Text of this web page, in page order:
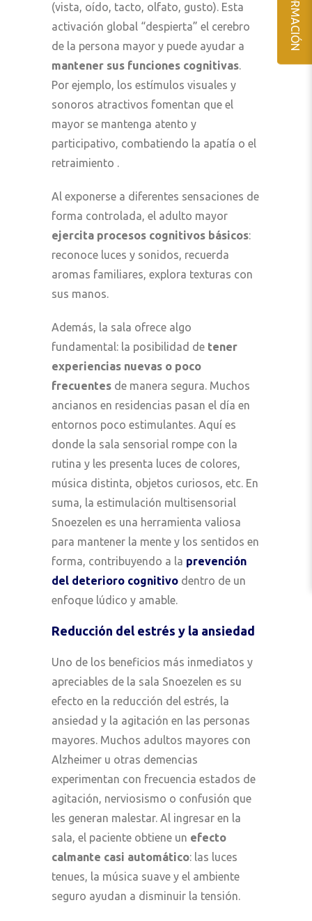
(vista, oído, tacto, olfato, gusto). Esta
activación global “despierta” el cerebro
de la persona mayor y puede ayudar a
mantener sus funciones cognitivas.
Por ejemplo, los estímulos visuales y
sonoros atractivos fomentan que el
mayor se mantenga atento y
participativo, combatiendo la apatía o el
retraimiento .
Al exponerse a diferentes sensaciones de
forma controlada, el adulto mayor
ejercita procesos cognitivos básicos:
reconoce luces y sonidos, recuerda
aromas familiares, explora texturas con
sus manos.
Además, la sala ofrece algo
fundamental: la posibilidad de tener
experiencias nuevas o poco
frecuentes de manera segura. Muchos
ancianos en residencias pasan el día en
entornos poco estimulantes. Aquí es
donde la sala sensorial rompe con la
rutina y les presenta luces de colores,
música distinta, objetos curiosos, etc. En
suma, la estimulación multisensorial
Snoezelen es una herramienta valiosa
para mantener la mente y los sentidos en
forma, contribuyendo a la prevención
del deterioro cognitivo dentro de un
enfoque lúdico y amable.
Reducción del estrés y la ansiedad
Uno de los beneficios más inmediatos y
apreciables de la sala Snoezelen es su
efecto en la reducción del estrés, la
ansiedad y la agitación en las personas
mayores. Muchos adultos mayores con
Alzheimer u otras demencias
experimentan con frecuencia estados de
agitación, nerviosismo o confusión que
les generan malestar. Al ingresar en la
sala, el paciente obtiene un efecto
calmante casi automático: las luces
tenues, la música suave y el ambiente
seguro ayudan a disminuir la tensión.